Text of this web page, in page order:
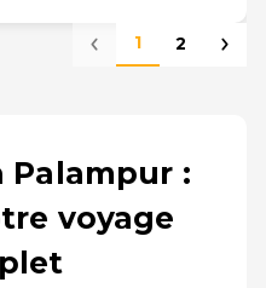
1 2
Palampur :
voyage